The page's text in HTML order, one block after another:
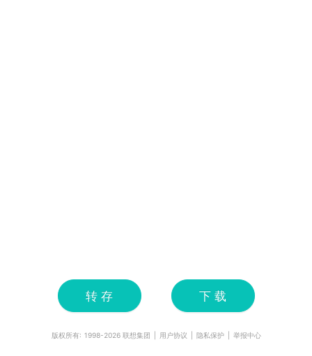
转 存 下 载
版权所有: 1998-2026联想集团 用户协议 隐私保护 举报中心